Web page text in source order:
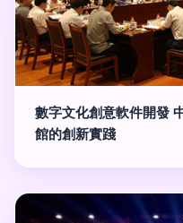
數字文化創意軟件開發
館的創新實踐